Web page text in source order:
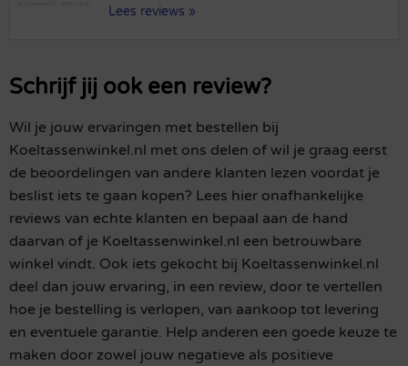
Lees reviews »
Schrijf jij ook een review?
Wil je jouw ervaringen met bestellen bij
Koeltassenwinkel.nl met ons delen of wil je graag eerst
de beoordelingen van andere klanten lezen voordat je
beslist iets te gaan kopen? Lees hier onafhankelijke
reviews van echte klanten en bepaal aan de hand
daarvan of je Koeltassenwinkel.nl een betrouwbare
winkel vindt. Ook iets gekocht bij Koeltassenwinkel.nl
deel dan jouw ervaring, in een review, door te vertellen
hoe je bestelling is verlopen, van aankoop tot levering
en eventuele garantie. Help anderen een goede keuze te
maken door zowel jouw negatieve als positieve